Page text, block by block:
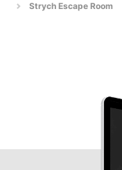
Strych Escape Room